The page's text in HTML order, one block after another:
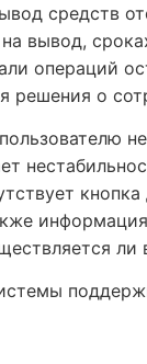
средств
вывод,
операций
решения о